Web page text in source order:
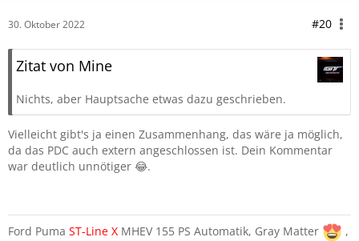
30. Oktober 2022 #20
Zitat von Mine
Nichts, aber Hauptsache etwas dazu geschrieben.
Vielleicht gibt's ja einen Zusammenhang, das wäre ja möglich,
da das PDC auch extern angeschlossen ist. Dein Kommentar
war deutlich unnötiger 😂.
Ford Puma ST-Line X MHEV 155 PS Automatik, Gray Matter
,